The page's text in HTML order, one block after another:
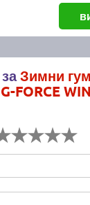
Зимни
FORCE